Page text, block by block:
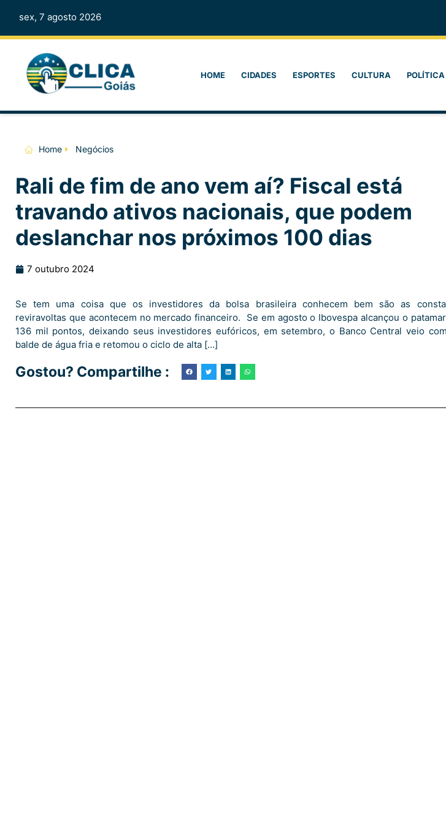
sex, 7 agosto 2026
HOME CIDADES ESPORTES CULTURA POLÍTICA
Home Negócios
Rali de fim de ano vem aí? Fiscal está
travando ativos nacionais, que podem
deslanchar nos próximos 100 dias
7 outubro 2024
Se tem uma coisa que os investidores da bolsa brasileira conhecem bem são as
reviravoltas que acontecem no mercado financeiro. Se em agosto o Ibovespa alcançou o
136 mil pontos, deixando seus investidores eufóricos, em setembro, o Banco Central veio
balde de água fria e retomou o ciclo de alta […]
Gostou? Compartilhe :